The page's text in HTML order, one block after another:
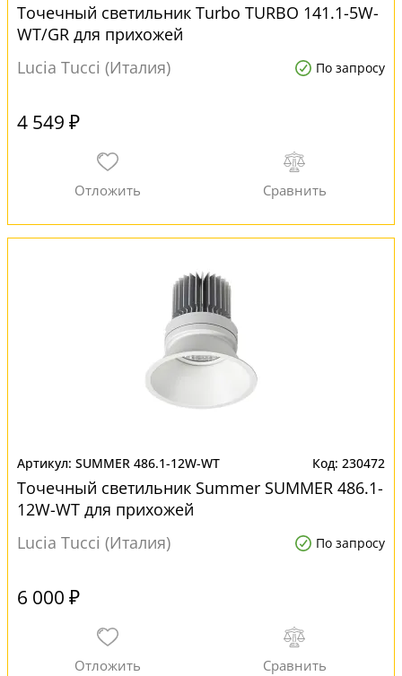
Точечный светильник Turbo TURBO 141.1-5W-
WT/GR для прихожей
Lucia Tucci (Италия)
По запросу
4 549 ₽
SUMMER 486.1-12W-WT 230472
Точечный светильник Summer SUMMER 486.1-
12W-WT для прихожей
Lucia Tucci (Италия)
По запросу
6 000 ₽